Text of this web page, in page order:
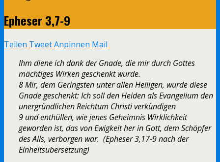
Epheser 3,7-9
Teilen TweetAnpinnen Mail
Ihm diene ich dank der Gnade, die mir durch Gottes
mächtiges Wirken geschenkt wurde.
8 Mir, dem Geringsten unter allen Heiligen, wurde diese
Gnade geschenkt: Ich soll den Heiden als Evangelium den
unergründlichen Reichtum Christi verkündigen
9 und enthüllen, wie jenes Geheimnis Wirklichkeit
geworden ist, das von Ewigkeit her in Gott, dem Schöpfer
des Alls, verborgen war. (Epheser 3,17-9 nach der
Einheitsübersetzung)